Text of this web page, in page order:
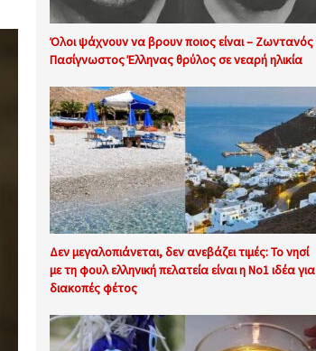
Όλοι ψάχνουν να βρουν ποιος είναι – Ζωντανός
Πασίγνωστος Έλληνας θρύλος σε νεαρή ηλικία
Δεν μεγαλοπιάνεται, δεν ανεβάζει τιμές: Το νησί
με τη φουλ ελληνική πελατεία είναι η No1 ιδέα για
διακοπές φέτος